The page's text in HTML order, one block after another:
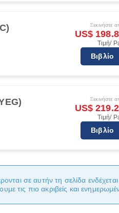
Ξεκινήστε
US$
Τιμή/
Βιβλίο
Ξεκινήστε
US$
Τιμή/
Βιβλίο
σε αυτήν τη σελίδα
τις πιο ακριβείς και